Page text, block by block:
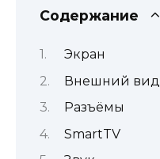
Содержание
Экран
Внешний вид
Разъёмы
SmartTV